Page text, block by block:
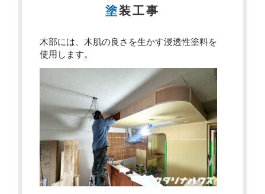
塗装工事
木部には、木肌の良さを生かす浸透性塗料を
使用します。